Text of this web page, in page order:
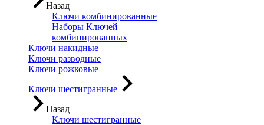
Назад
Ключи комбинированные
Наборы Ключей
комбинированных
Ключи накидные
Ключи разводные
Ключи рожковые
Ключи шестигранные
Назад
Ключи шестигранные